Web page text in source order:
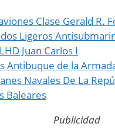
Clase Gerald R.
Ligeros
Juan Carlos I
Antibuque de la
Navales De La
Baleares
Publicidad